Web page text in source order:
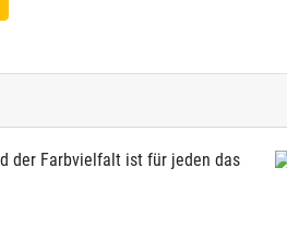
der Farbvielfalt ist für jeden das